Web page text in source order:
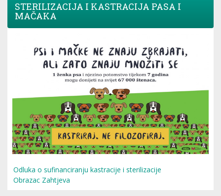
STERILIZACIJA I KASTRACIJA PASA I
MAČAKA
Odluka o sufinanciranju kastracije i sterilizacije
Obrazac Zahtjeva